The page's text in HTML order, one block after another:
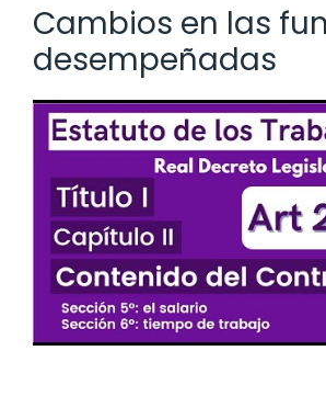
Cambios en las
desempeñadas